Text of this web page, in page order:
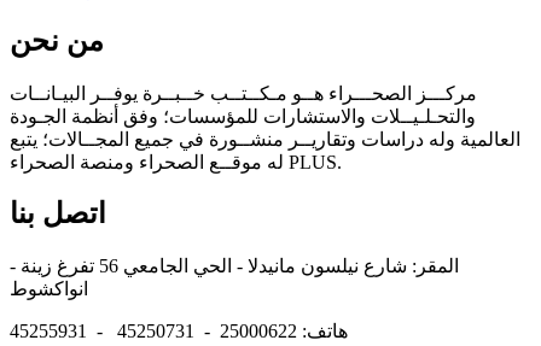
من نحن
مركـــز الصحـــراء هــو مـكــتــب خــبــرة يوفــر البيـانــات
والتحـلـيــلات والاستشارات للمؤسسات؛ وفق أنظمة الجـودة
العالمية وله دراسات وتقاريــر منشــورة في جميع المجــالات؛ يتبع
له موقــع الصحراء ومنصة الصحراء PLUS.
اتصل بنا
المقر: شارع نيلسون مانيدلا - الحي الجامعي 56 تفرغ زينة -
هاتف: 25000622 - 45250731 - 45255931